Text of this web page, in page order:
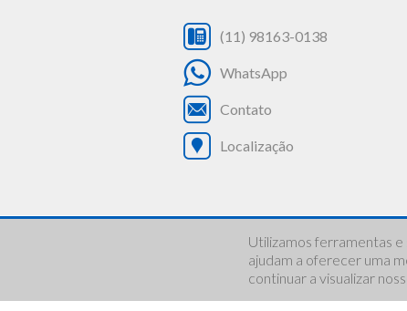
(11) 98163-0138
WhatsApp
Contato
Localização
2022-2026 Associação Bonecar | Todos os direitos reservados.
Este site é protegido pelo reCAPTCHA e pelo Google.
Utilizamos ferramentas
ajudam a oferecer uma
continuar a visualizar